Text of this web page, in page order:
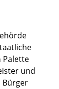
Palette
und